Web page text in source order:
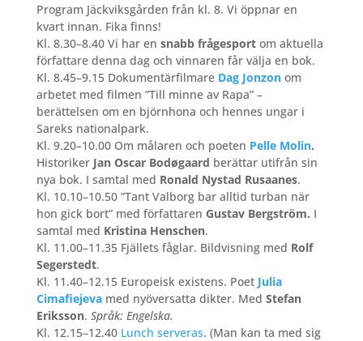
Program Jäckviksgården från kl. 8. Vi öppnar en
kvart innan. Fika finns!
Kl. 8.30–8.40 Vi har en snabb frågesportom aktuella
författare denna dag och vinnaren får välja en bok.
Kl. 8.45–9.15 Dokumentärfilmare Dag Jonzon om
arbetet med filmen ”Till minne av Rapa” –
berättelsen om en björnhona och hennes ungar i
Sareks nationalpark.
Kl. 9.20–10.00 Om målaren och poeten Pelle Molin.
Historiker Jan Oscar Bodøgaard berättar utifrån sin
nya bok. I samtal med Ronald Nystad Rusaanes.
Kl. 10.10–10.50 ”Tant Valborg bar alltid ­turban när
hon gick bort” med författaren Gustav Bergström. I
samtal med Kristina Henschen.
Kl. 11.00–11.35 Fjällets fåglar. Bildvisning med Rolf
Segerstedt.
Kl. 11.40–12.15 Europeisk existens. Poet Julia
Cimafiejevamed nyöversatta dikter. Med Stefan
Eriksson. Språk: Engelska.
Kl. 12.15–12.40 Lunch serveras. (Man kan ta med sig